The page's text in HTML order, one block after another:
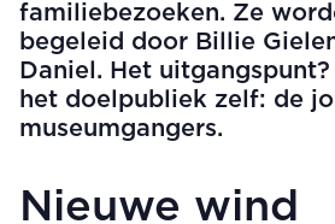
familiebezoeken. Ze
begeleid door Billie
Daniel. Het
het doelpubliek zelf: de
museumgangers.
Nieuwe wind